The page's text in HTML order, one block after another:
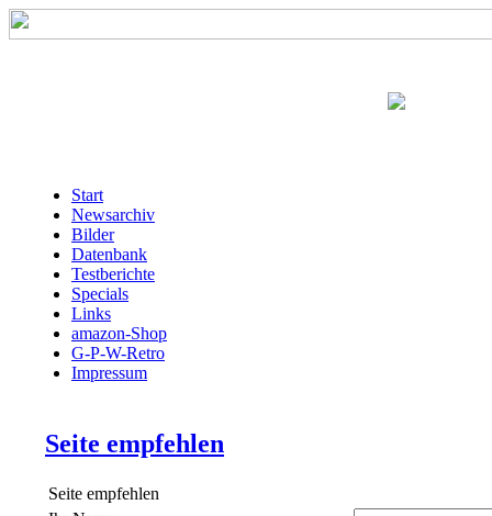
Start
Newsarchiv
Bilder
Datenbank
Testberichte
Specials
Links
amazon-Shop
G-P-W-Retro
Impressum
Seite empfehlen
Seite empfehlen